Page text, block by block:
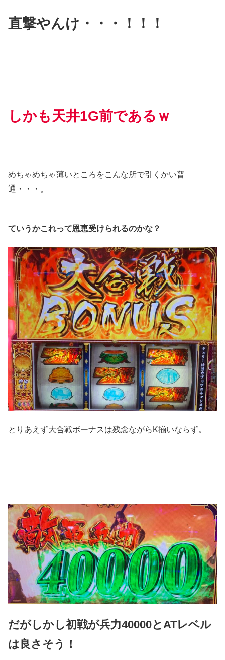
直撃やんけ・・・！！！
しかも天井1G前であるｗ
めちゃめちゃ薄いところをこんな所で引くかい普
通・・・。
ていうかこれって恩恵受けられるのかな？
とりあえず大合戦ボーナスは残念ながらK揃いならず。
だがしかし初戦が兵力40000とATレベル
は良さそう！